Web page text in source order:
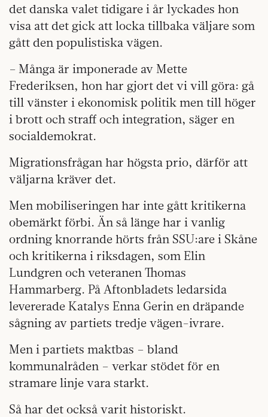
det danska valet tidigare i år lyckades hon
visa att det gick att locka tillbaka väljare som
gått den populistiska vägen.
– Många är imponerade av Mette
Frederiksen, hon har gjort det vi vill göra: gå
till vänster i ekonomisk politik men till höger
i brott och straff och integration, säger en
socialdemokrat.
Migrationsfrågan har högsta prio, därför att
väljarna kräver det.
Men mobiliseringen har inte gått kritikerna
obemärkt förbi. Än så länge har i vanlig
ordning knorrande hörts från SSU:are i Skåne
och kritikerna i riksdagen, som Elin
Lundgren och veteranen Thomas
Hammarberg. På Aftonbladets ledarsida
levererade Katalys Enna Gerin en dräpande
sågning av partiets tredje vägen-ivrare.
Men i partiets maktbas – bland
kommunalråden – verkar stödet för en
stramare linje vara starkt.
Så har det också varit historiskt.